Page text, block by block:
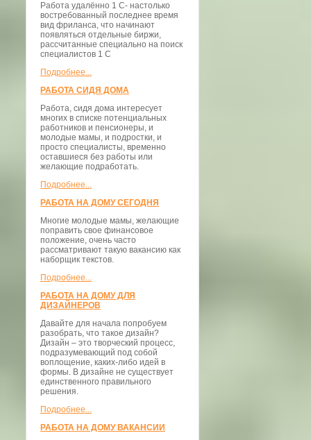
Работа удалённо 1 С- настолько
востребованный последнее время
вид фриланса, что начинают
появляться отдельные биржи,
рассчитанные специально на поиск
специалистов 1 С
Подробнее...
РАБОТА СИДЯ ДОМА
Работа, сидя дома интересует
многих в списке потенциальных
работников и пенсионеры, и
молодые мамы, и подростки, и
просто специалисты, временно
оставшиеся без работы или
желающие подработать.
Подробнее...
РАБОТА НА ДОМУ СЕГОДНЯ
Многие молодые мамы, желающие
поправить свое финансовое
положение, очень часто
рассматривают такую вакансию как
наборщик текстов.
Подробнее...
РАБОТА НА ДОМУ ДЛЯ
ДИЗАЙНЕРОВ
Давайте для начала попробуем
разобрать, что такое дизайн?
Дизайн – это творческий процесс,
подразумевающий под собой
воплощение, каких-либо идей в
формы. В дизайне не существует
единственного правильного
решения.
Подробнее...
РАБОТА НА ДОМУ ВАКАНСИИ